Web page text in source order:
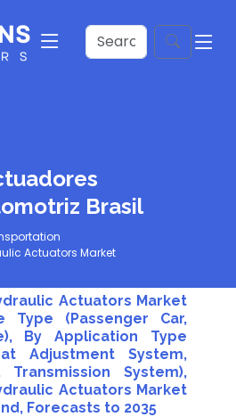
Brasil
Actuators Market
Actuators Market
Type (Passenger Car,
By Application Type
Adjustment System,
Transmission System),
Actuators Market
Forecasts to 2035